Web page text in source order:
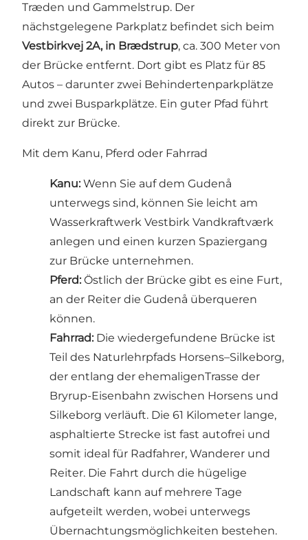
Træden und Gammelstrup. Der
nächstgelegene Parkplatz befindet sich beim
Vestbirkvej 2A, in Brædstrup, ca. 300 Meter von
der Brücke entfernt. Dort gibt es Platz für 85
Autos – darunter zwei Behindertenparkplätze
und zwei Busparkplätze. Ein guter Pfad führt
direkt zur Brücke.
Mit dem Kanu, Pferd oder Fahrrad
Kanu: Wenn Sie auf dem Gudenå
unterwegs sind, können Sie leicht am
Wasserkraftwerk Vestbirk Vandkraftværk
anlegen und einen kurzen Spaziergang
zur Brücke unternehmen.
Pferd: Östlich der Brücke gibt es eine Furt,
an der Reiter die Gudenå überqueren
können.
Fahrrad: Die wiedergefundene Brücke ist
Teil des Naturlehrpfads Horsens–Silkeborg,
der entlang der ehemaligenTrasse der
Bryrup-Eisenbahn zwischen Horsens und
Silkeborg verläuft. Die 61 Kilometer lange,
asphaltierte Strecke ist fast autofrei und
somit ideal für Radfahrer, Wanderer und
Reiter. Die Fahrt durch die hügelige
Landschaft kann auf mehrere Tage
aufgeteilt werden, wobei unterwegs
Übernachtungsmöglichkeiten bestehen.